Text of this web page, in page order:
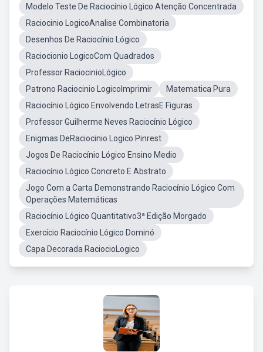
Modelo Teste De Raciocínio Lógico Atenção Concentrada
Raciocinio LogicoAnalise Combinatoria
Desenhos De Raciocínio Lógico
Raciocionio LogicoCom Quadrados
Professor RaciocinioLógico
Patrono Raciocinio LogicoImprimir
Matematica Pura
Raciocínio Lógico Envolvendo LetrasE Figuras
Professor Guilherme Neves Raciocínio Lógico
Enigmas DeRaciocinio Logico Pinrest
Jogos De Raciocínio Lógico Ensino Medio
Raciocínio Lógico Concreto E Abstrato
Jogo Com a Carta Demonstrando Raciocínio Lógico Com
Operações Matemáticas
Raciocínio Lógico Quantitativo3ª Edição Morgado
Exercício Raciocínio Lógico Dominó
Capa Decorada RaciocioLogico